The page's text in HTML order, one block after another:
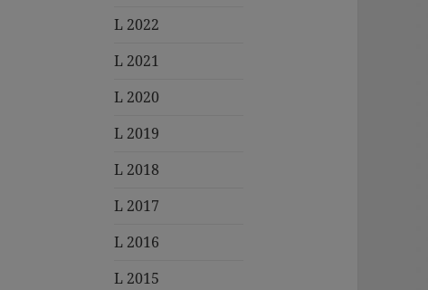
L 2022
L 2021
L 2020
L 2019
L 2018
L 2017
L 2016
L 2015